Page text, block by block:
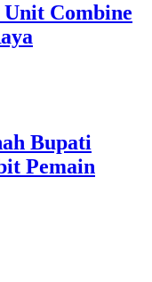
Combine
Bupati
Pemain